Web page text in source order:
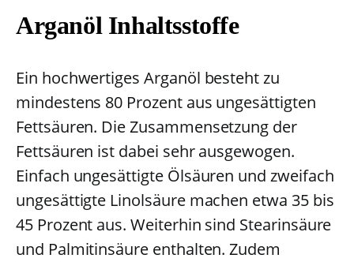
Arganöl Inhaltsstoffe
Ein hochwertiges Arganöl besteht zu
mindestens 80 Prozent aus ungesättigten
Fettsäuren. Die Zusammensetzung der
Fettsäuren ist dabei sehr ausgewogen.
Einfach ungesättigte Ölsäuren und zweifach
ungesättigte Linolsäure machen etwa 35 bis
45 Prozent aus. Weiterhin sind Stearinsäure
und Palmitinsäure enthalten. Zudem